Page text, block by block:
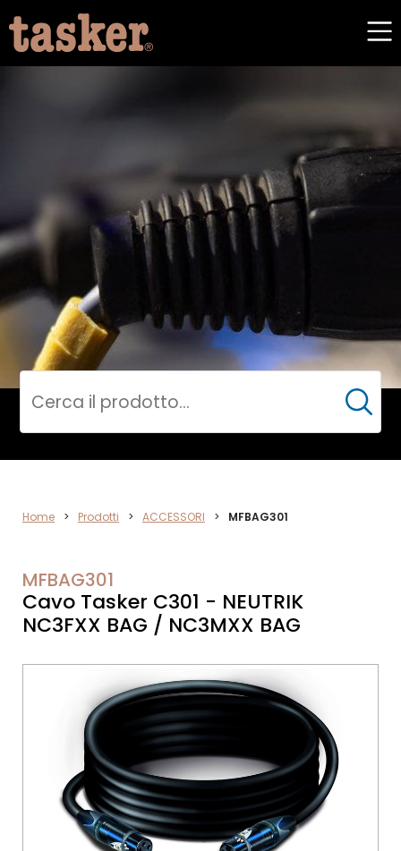
ACCESSORI
Cerca
Home > Prodotti > ACCESSORI > MFBAG301
MFBAG301
Cavo Tasker C301 - NEUTRIK
NC3FXX BAG / NC3MXX BAG